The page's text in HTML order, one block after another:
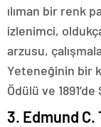
ılıman bir renk
izlenimci,
arzusu,
Yeteneğinin bir
Ödülü ve
3. Edmund C.